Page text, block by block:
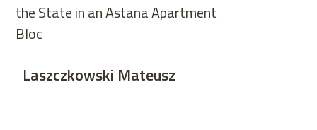
the State in an Astana Apartment
Bloc
Laszczkowski Mateusz